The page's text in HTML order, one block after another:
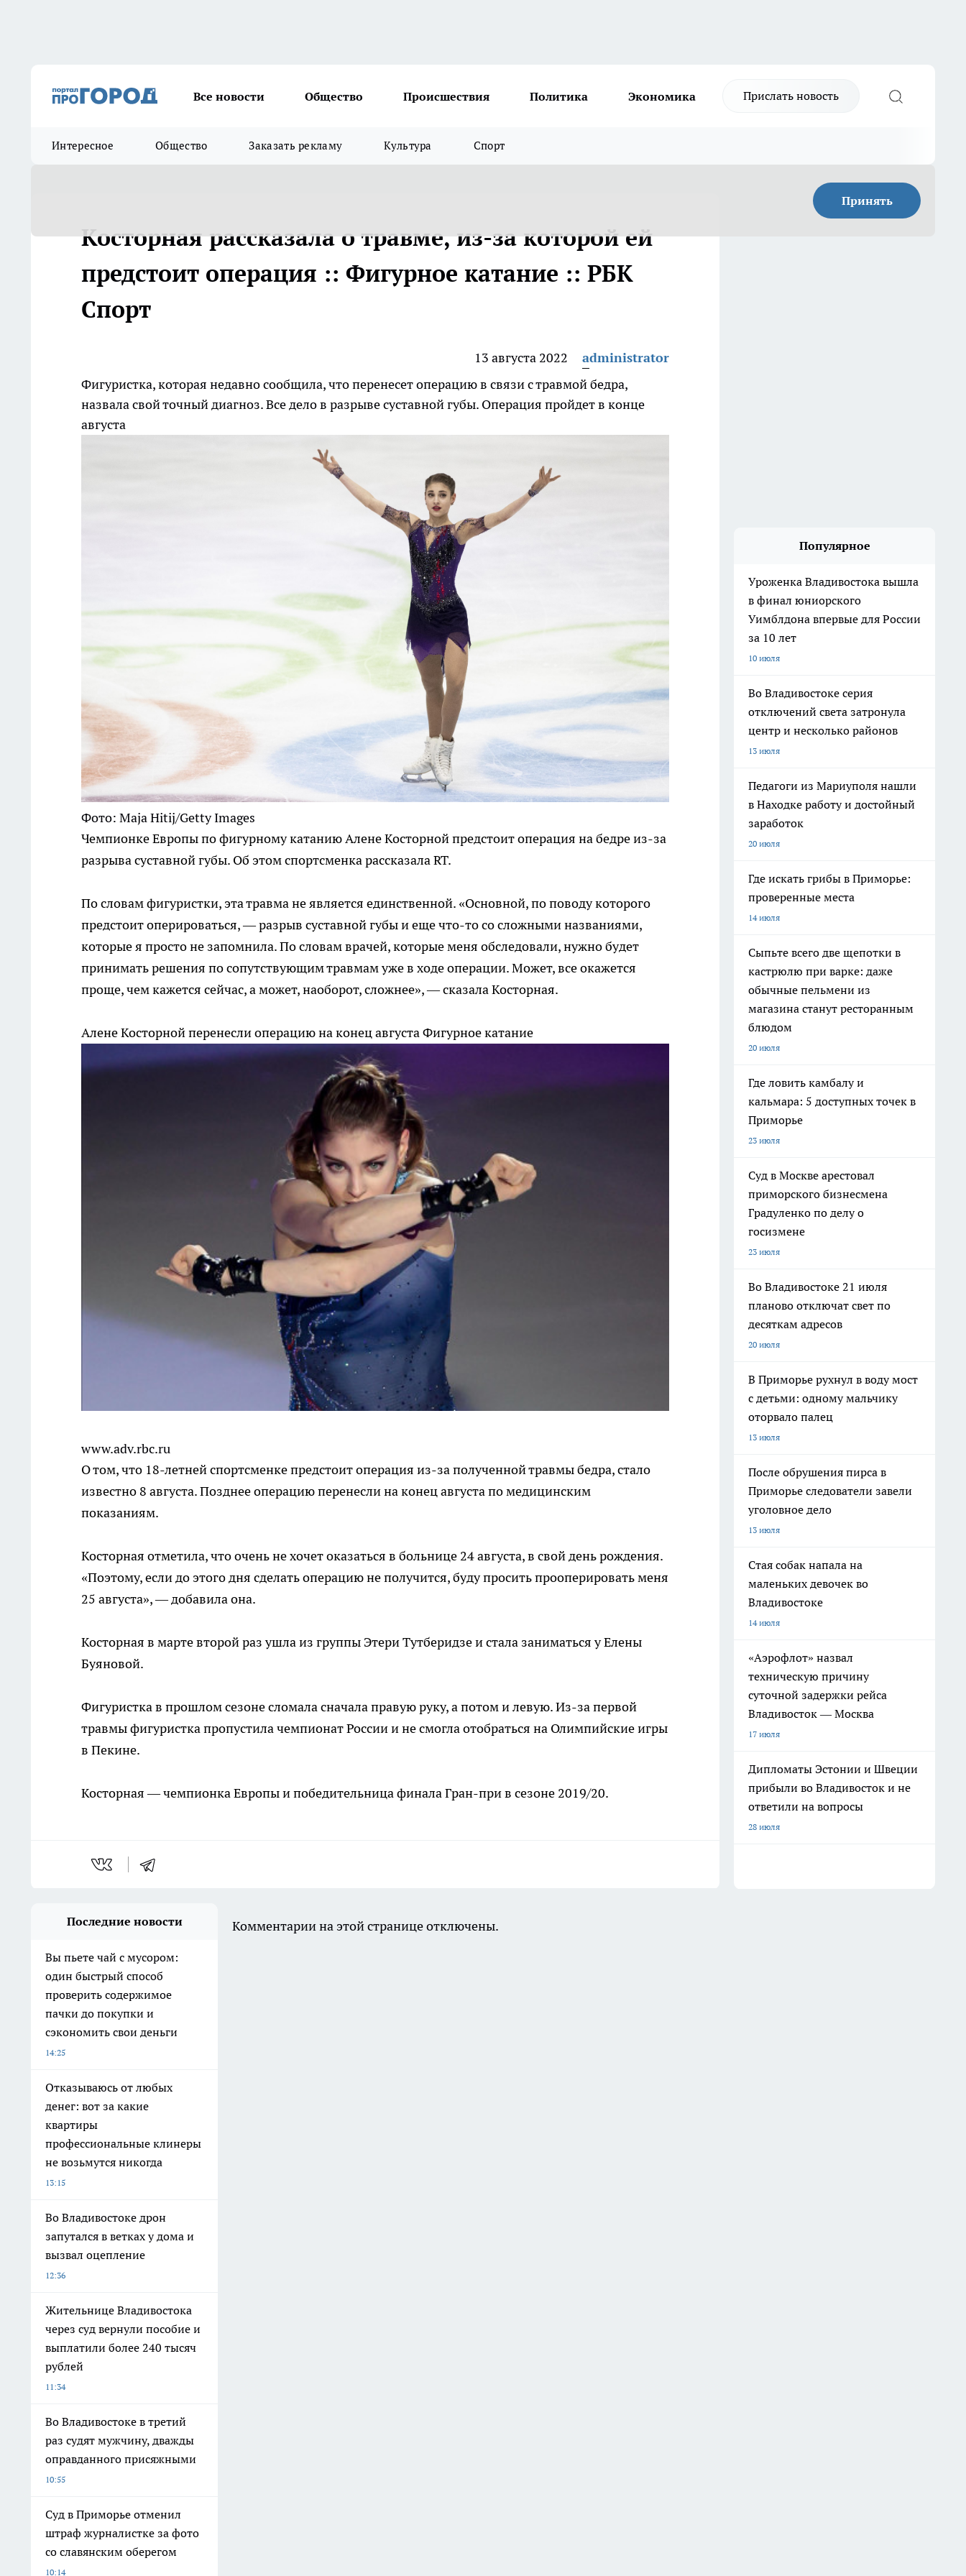
Все новости Общество Происшествия Политика Экономика Прислать новость
Интересное Общество Заказать рекламу Культура Спорт
Принять
Косторная рассказала о травме, из-за которой ей
предстоит операция :: Фигурное катание :: РБК
Спорт
13 августа 2022
administrator
Фигуристка, которая недавно сообщила, что перенесет операцию в связи с травмой бедра,
назвала свой точный диагноз. Все дело в разрыве суставной губы. Операция пройдет в конце
августа
Фото: Maja Hitij/Getty Images
Чемпионке Европы по фигурному катанию Алене Косторной предстоит операция на бедре из-за
разрыва суставной губы. Об этом спортсменка рассказала RT.
По словам фигуристки, эта травма не является единственной. «Основной, по поводу которого
предстоит оперироваться, — разрыв суставной губы и еще что-то со сложными названиями,
которые я просто не запомнила. По словам врачей, которые меня обследовали, нужно будет
принимать решения по сопутствующим травмам уже в ходе операции. Может, все окажется
проще, чем кажется сейчас, а может, наоборот, сложнее», — сказала Косторная.
Алене Косторной перенесли операцию на конец августаФигурное катание
www.adv.rbc.ru
О том, что 18-летней спортсменке предстоит операция из-за полученной травмы бедра, стало
известно 8 августа. Позднее операцию перенесли на конец августа по медицинским
показаниям.
Косторная отметила, что очень не хочет оказаться в больнице 24 августа, в свой день рождения.
«Поэтому, если до этого дня сделать операцию не получится, буду просить прооперировать меня
25 августа», — добавила она.
Косторная в марте второй раз ушла из группы Этери Тутберидзе и стала заниматься у Елены
Буяновой.
Фигуристка в прошлом сезоне сломала сначала правую руку, а потом и левую. Из-за первой
травмы фигуристка пропустила чемпионат России и не смогла отобраться на Олимпийские игры
в Пекине.
Косторная — чемпионка Европы и победительница финала Гран-при в сезоне 2019/20.
Популярное
Уроженка Владивостока вышла
в финал юниорского
Уимблдона впервые для России
за 10 лет
10 июля
Во Владивостоке серия
отключений света затронула
центр и несколько районов
13 июля
Педагоги из Мариуполя нашли
в Находке работу и достойный
заработок
20 июля
Где искать грибы в Приморье:
проверенные места
14 июля
Сыпьте всего две щепотки в
кастрюлю при варке: даже
обычные пельмени из
магазина станут ресторанным
блюдом
20 июля
Где ловить камбалу и
кальмара: 5 доступных точек в
Приморье
23 июля
Суд в Москве арестовал
приморского бизнесмена
Градуленко по делу о
госизмене
23 июля
Во Владивостоке 21 июля
планово отключат свет по
десяткам адресов
20 июля
В Приморье рухнул в воду мост
с детьми: одному мальчику
оторвало палец
13 июля
После обрушения пирса в
Приморье следователи завели
уголовное дело
13 июля
Стая собак напала на
маленьких девочек во
Владивостоке
14 июля
«Аэрофлот» назвал
техническую причину
суточной задержки рейса
Владивосток — Москва
17 июля
Дипломаты Эстонии и Швеции
прибыли во Владивосток и не
ответили на вопросы
28 июля
Последние новости
Вы пьете чай с мусором:
один быстрый способ
проверить содержимое
пачки до покупки и
сэкономить свои деньги
14:25
Отказываюсь от любых
денег: вот за какие
квартиры
профессиональные клинеры
не возьмутся никогда
13:15
Во Владивостоке дрон
запутался в ветках у дома и
вызвал оцепление
12:36
Жительнице Владивостока
через суд вернули пособие и
выплатили более 240 тысяч
рублей
11:34
Во Владивостоке в третий
раз судят мужчину, дважды
оправданного присяжными
10:55
Суд в Приморье отменил
штраф журналистке за фото
со славянским оберегом
10:14
Комментарии на этой странице отключены.